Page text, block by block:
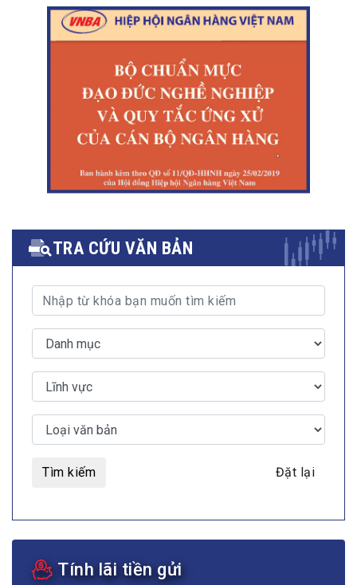
TRA CỨU VĂN BẢN
Tìm kiếm Đặt lại
Tính lãi tiền gửi